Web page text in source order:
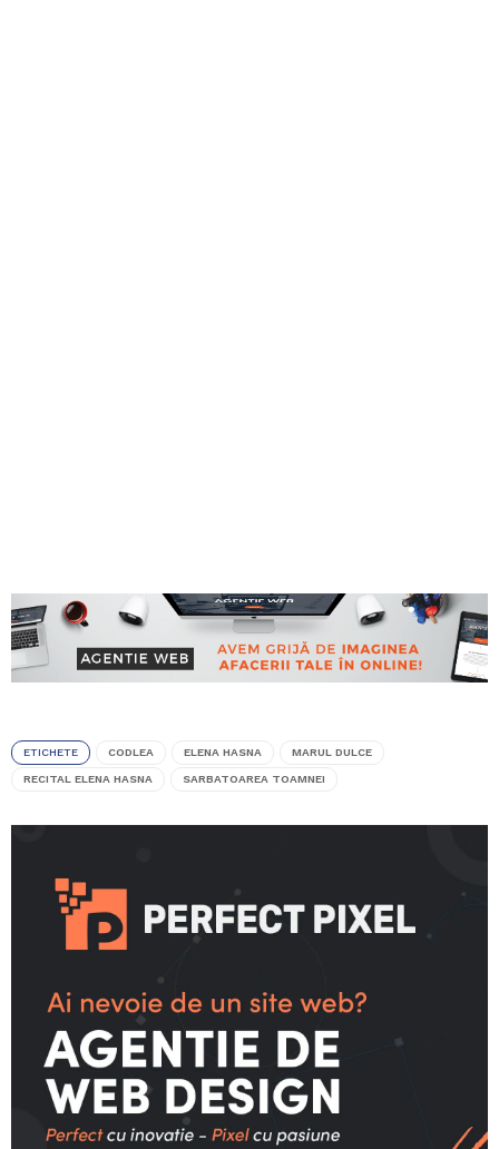
ETICHETE CODLEA ELENA HASNA MARUL DULCE
RECITAL ELENA HASNA SARBATOAREA TOAMNEI